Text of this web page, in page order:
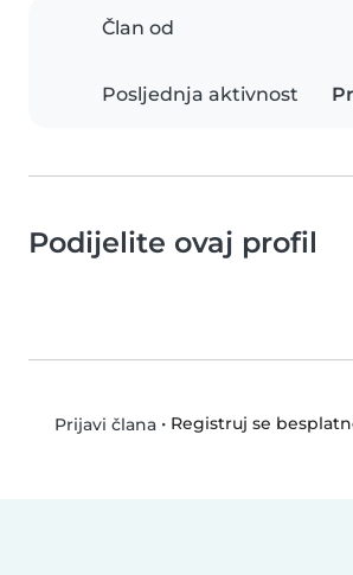
Član od
Posljednja aktivnost
Podijelite ovaj profil
Prijavi člana• Registruj se